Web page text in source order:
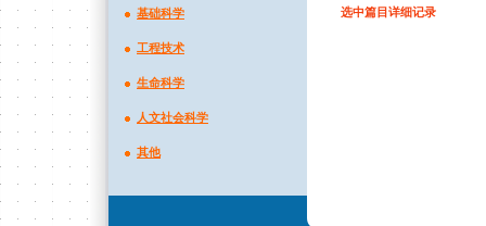
基础科学
工程技术
生命科学
人文社会科学
其他
选中篇目详细记录